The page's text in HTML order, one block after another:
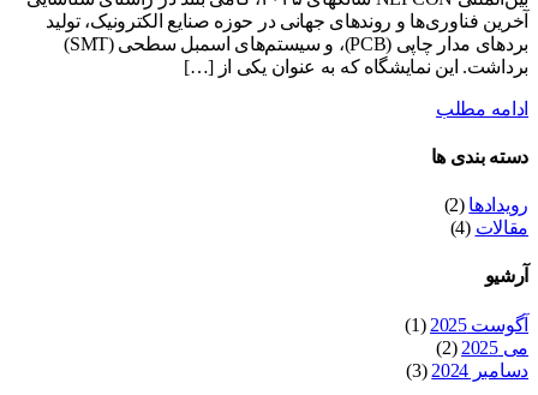
آخرین فناوری‌ها و روندهای جهانی در حوزه صنایع الکترونیک، تولید
بردهای مدار چاپی (PCB)، و سیستم‌های اسمبل سطحی (SMT)
برداشت. این نمایشگاه که به عنوان یکی از […]
ادامه مطلب
دسته بندی ها
رویدادها (2)
مقالات (4)
آرشیو
آگوست 2025
(1)
می 2025
(2)
دسامبر 2024
(3)